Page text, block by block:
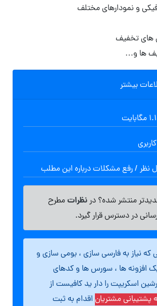
و نمودارهای مختلف
های تخفیف
ها و…
بیشتر
نظر / رفع مشکلات درباره این مطلب
منتشر شده؟ درنظراتمطرح
در دسترس قرار گیرد.
که نیاز به فارسی سازی ، بومی سازی و
افزونه ها ، سورس ها و کدهای
اسکریپت را دار ید کافیست از
پشتیبانی مشتریان اقدام به ثبت